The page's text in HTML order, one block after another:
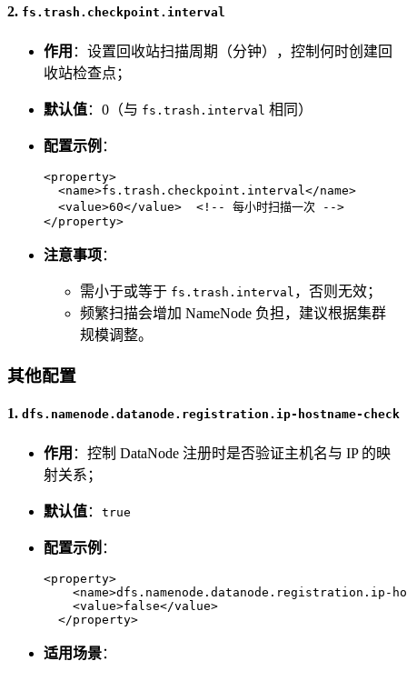
2. fs.trash.checkpoint.interval
作用 ：设置回收站扫描周期（分钟），控制何时创建回
收站检查点；
默认值：0（与 fs.trash.interval 相同）
配置示例 ：
<property>
<name>fs.trash.checkpoint.interval</name>
<value>60</value>
<!-- 每小时扫描一次 -->
</property>
注意事项 ：
需小于或等于 fs.trash.interval ，否则无效；
频繁扫描会增加 NameNode 负担，建议根据集群
规模调整。
其他配置
1. dfs.namenode.datanode.registration.ip-hostname-check
作用 ：控制 DataNode 注册时是否验证主机名与 IP 的映
射关系；
默认值： true
配置示例 ：
<property>
<name>dfs.namenode.datanode.registration.ip-
<value>false</value>
</property>
适用场景：